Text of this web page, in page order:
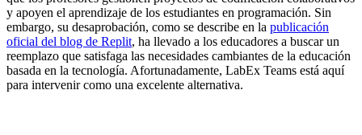
y apoyen el aprendizaje de los estudiantes en programación. Sin
embargo, su desaprobación, como se describe en la publicación
oficial del blog de Replit, ha llevado a los educadores a buscar un
reemplazo que satisfaga las necesidades cambiantes de la educación
basada en la tecnología. Afortunadamente, LabEx Teams está aquí
para intervenir como una excelente alternativa.